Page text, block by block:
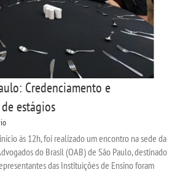
Credenciamento e
estágios
às 12h, foi realizado um encontro na sede da
do Brasil (OAB) de São Paulo, destinado
das Instituições de Ensino foram